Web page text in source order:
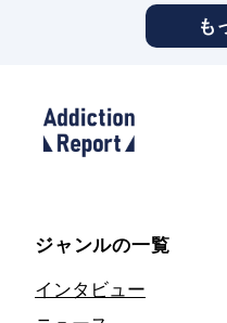
も
ジャンルの一覧
インタビュー